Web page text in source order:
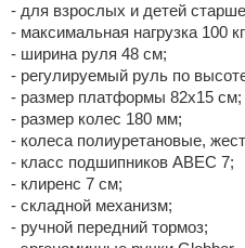
- для взрослых и детей
- максимальная нагрузка 100
- ширина руля 48 см;
- регулируемый руль по
- размер платформы 82х15 см;
- размер колес 180 мм;
- колеса полиуретановые,
- класс подшипников ABEC 7;
- клиренс 7 см;
- складной механизм;
- ручной передний тормоз;